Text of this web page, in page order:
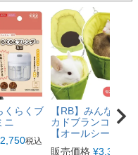
くらくブ
ニ
2,750税込
【RB】みんなのア
カドブランコ（F2
【オールシーズン
販売価格 ¥3,300